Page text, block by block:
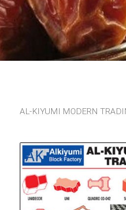
AL-KIYUMI MODERN